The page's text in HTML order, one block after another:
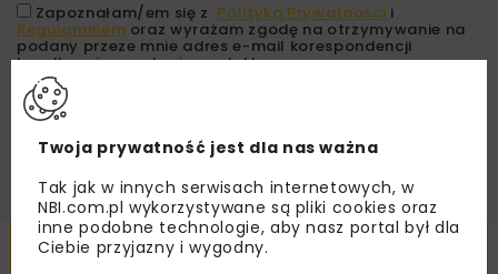
Zapoznałam/em się z Polityką Prywatności i
Regulaminem oraz wyrażam zgodę na otrzymywanie na
podany przeze mnie adres e-mail korespondencji
handlowej w postaci newslettera.
Powiązane artykuły
Twoja prywatność jest dla nas ważna
Tak jak w innych serwisach internetowych, w
NBI.com.pl wykorzystywane są pliki cookies oraz
inne podobne technologie, aby nasz portal był dla
Ciebie przyjazny i wygodny.